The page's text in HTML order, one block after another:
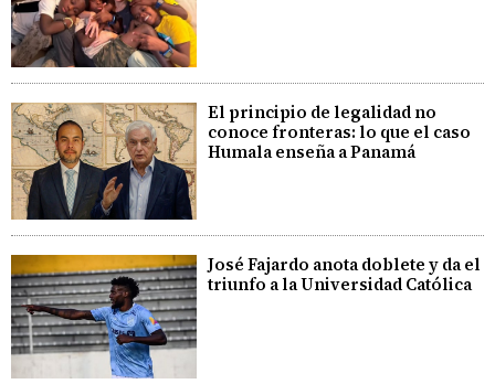
El principio de legalidad no
conoce fronteras: lo que el caso
Humala enseña a Panamá
José Fajardo anota doblete y da el
triunfo a la Universidad Católica